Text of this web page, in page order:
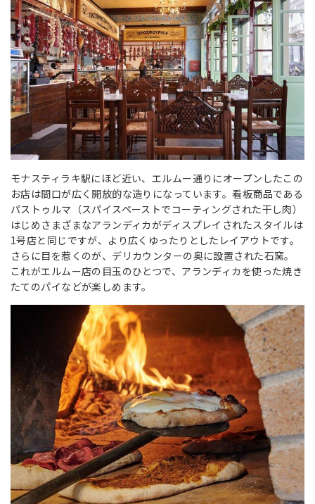
モナスティラキ駅にほど近い、エルムー通りにオープンしたこの
お店は間口が広く開放的な造りになっています。看板商品である
パストゥルマ（スパイスペーストでコーティングされた干し肉）
はじめさまざまなアランディカがディスプレイされたスタイルは
1号店と同じですが、より広くゆったりとしたレイアウトです。
さらに目を惹くのが、デリカウンターの奥に設置された石窯。
これがエルムー店の目玉のひとつで、アランディカを使った焼き
たてのパイなどが楽しめます。